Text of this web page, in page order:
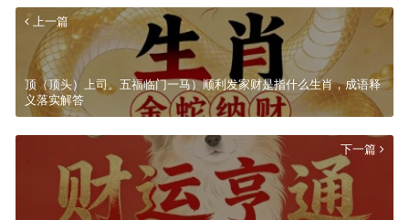
上一篇
顶（顶头）上司。五福临门一马）顺利发家财是指什么生肖，成语释
义落实解答
下一篇